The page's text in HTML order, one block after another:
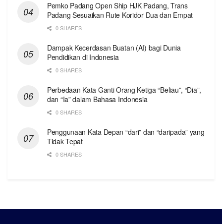
Pemko Padang Open Ship HJK Padang, Trans
Padang Sesuaikan Rute Koridor Dua dan Empat
0 SHARES
Dampak Kecerdasan Buatan (AI) bagi Dunia
Pendidikan di Indonesia
0 SHARES
Perbedaan Kata Ganti Orang Ketiga “Beliau”, “Dia”,
dan “Ia” dalam Bahasa Indonesia
0 SHARES
Penggunaan Kata Depan “dari” dan “daripada” yang
Tidak Tepat
0 SHARES